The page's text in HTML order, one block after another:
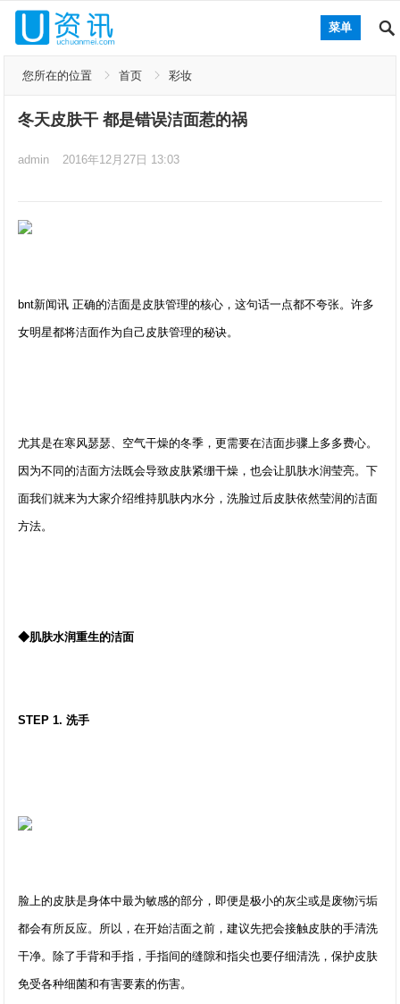
菜单
您所在的位置 首页 彩妆
冬天皮肤干 都是错误洁面惹的祸
admin 2016年12月27日 13:03
bnt新闻讯 正确的洁面是皮肤管理的核心，这句话一点都不夸张。许多
女明星都将洁面作为自己皮肤管理的秘诀。
尤其是在寒风瑟瑟、空气干燥的冬季，更需要在洁面步骤上多多费心。
因为不同的洁面方法既会导致皮肤紧绷干燥，也会让肌肤水润莹亮。下
面我们就来为大家介绍维持肌肤内水分，洗脸过后皮肤依然莹润的洁面
方法。
◆肌肤水润重生的洁面
STEP 1. 洗手
脸上的皮肤是身体中最为敏感的部分，即便是极小的灰尘或是废物污垢
都会有所反应。所以，在开始洁面之前，建议先把会接触皮肤的手清洗
干净。除了手背和手指，手指间的缝隙和指尖也要仔细清洗，保护皮肤
免受各种细菌和有害要素的伤害。